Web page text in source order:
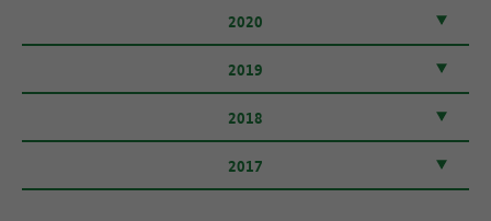
2020
2019
2018
2017